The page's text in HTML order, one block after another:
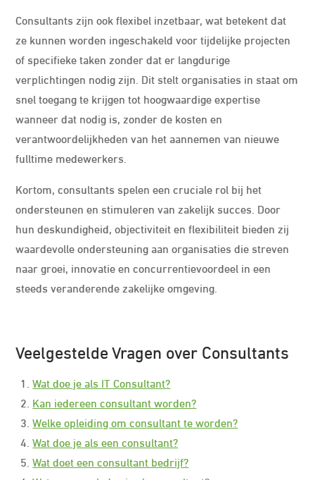
Consultants zijn ook flexibel inzetbaar, wat betekent dat
ze kunnen worden ingeschakeld voor tijdelijke projecten
of specifieke taken zonder dat er langdurige
verplichtingen nodig zijn. Dit stelt organisaties in staat om
snel toegang te krijgen tot hoogwaardige expertise
wanneer dat nodig is, zonder de kosten en
verantwoordelijkheden van het aannemen van nieuwe
fulltime medewerkers.
Kortom, consultants spelen een cruciale rol bij het
ondersteunen en stimuleren van zakelijk succes. Door
hun deskundigheid, objectiviteit en flexibiliteit bieden zij
waardevolle ondersteuning aan organisaties die streven
naar groei, innovatie en concurrentievoordeel in een
steeds veranderende zakelijke omgeving.
Veelgestelde Vragen over Consultants
Wat doe je als IT Consultant?
Kan iedereen consultant worden?
Welke opleiding om consultant te worden?
Wat doe je als een consultant?
Wat doet een consultant bedrijf?